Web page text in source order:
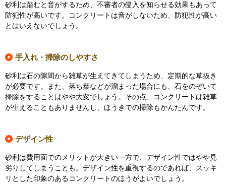
砂利は踏むと音がするため、不審者の侵入を知らせる効果もあって
防犯性が高いです。コンクリートは音がしないため、防犯性が高い
とはいえないでしょう。
手入れ・掃除のしやすさ
砂利は石の隙間から雑草が生えてきてしまうため、定期的な草抜き
が必要です。また、落ち葉などが溜まった場合にも、石をのぞいて
掃除をすることはやや大変でしょう。その点、コンクリートは雑草
が生えることもありませんし、ほうきでの掃除もかんたんです。
デザイン性
砂利は費用面でのメリットが大きい一方で、デザイン性ではやや見
劣りしてしまうことも。デザイン性を重視するのであれば、スッキ
リとした印象のあるコンクリートのほうがよいでしょう。